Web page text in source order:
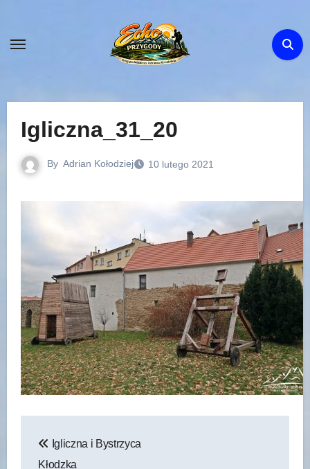
content
Igliczna_31_20
By Adrian Kołodziej 10 lutego 2021
wpisu
Igliczna i Bystrzyca
Kłodzka